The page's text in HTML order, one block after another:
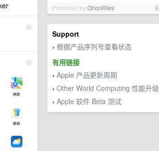
Promoted byOrionRies
Support
› 根据产品序列号查看状态
有用链接
› Apple 产品更新周期
› Other World Computing 性能升级
› Apple 软件 Beta 测试
2
3